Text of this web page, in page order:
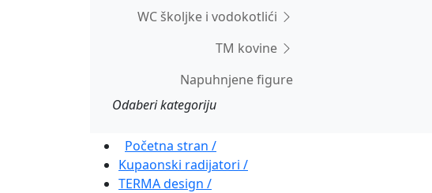
WC školjke i vodokotlići
TM kovine
Napuhnjene figure
Odaberi kategoriju
Početna stran /
Kupaonski radijatori /
TERMA design /